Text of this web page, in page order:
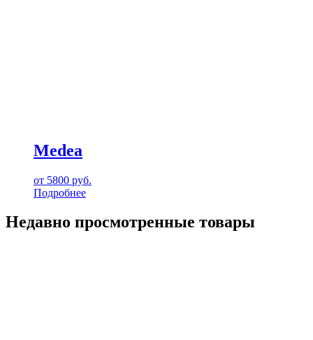
Medea
от 5800 руб.
Подробнее
Недавно просмотренные товары